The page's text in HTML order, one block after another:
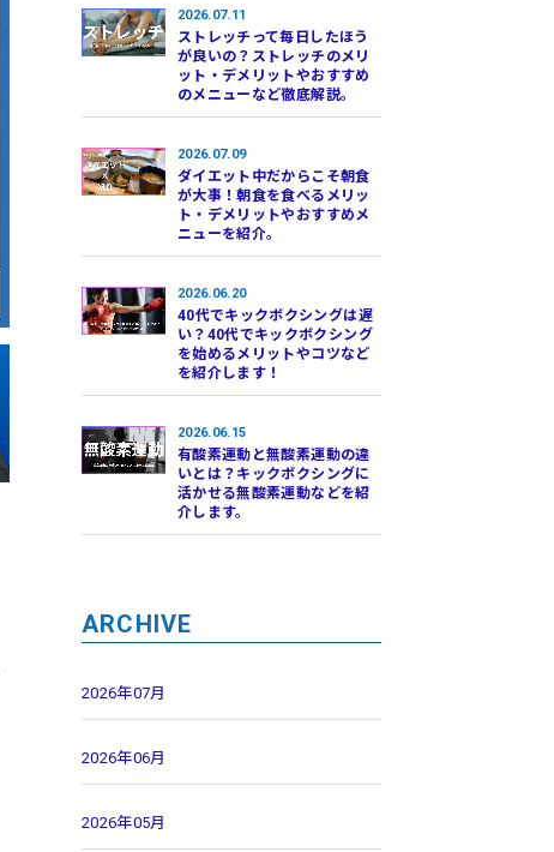
2026.07.11
ストレッチって毎日したほう
が良いの？ストレッチのメリ
ット・デメリットやおすすめ
のメニューなど徹底解説。
2026.07.09
ダイエット中だからこそ朝食
が大事！朝食を食べるメリッ
ト・デメリットやおすすめメ
ニューを紹介。
2026.06.20
40代でキックボクシングは遅
い？40代でキックボクシング
を始めるメリットやコツなど
を紹介します！
2026.06.15
有酸素運動と無酸素運動の違
いとは？キックボクシングに
活かせる無酸素運動などを紹
介します。
ARCHIVE
2026年07月
2026年06月
2026年05月